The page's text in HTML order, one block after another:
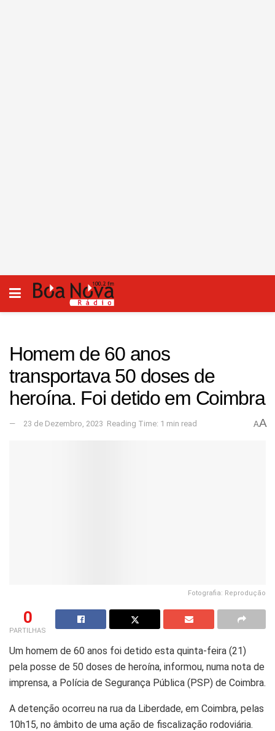
Homem de 60 anos
transportava 50 doses de
heroína. Foi detido em Coimbra
23 de Dezembro, 2023 Reading Time: 1 min read AA
Fotografia: Reprodução
0
PARTILHAS
Um homem de 60 anos foi detido esta quinta-feira (21)
pela posse de 50 doses de heroína, informou, numa nota de
imprensa, a Polícia de Segurança Pública (PSP) de Coimbra.
A detenção ocorreu na rua da Liberdade, em Coimbra, pelas
10h15, no âmbito de uma ação de fiscalização rodoviária.